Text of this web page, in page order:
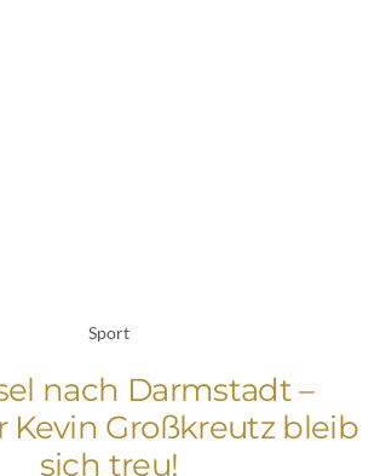
Sport
nach Darmstadt –
Kevin Großkreutz bleib
sich treu!